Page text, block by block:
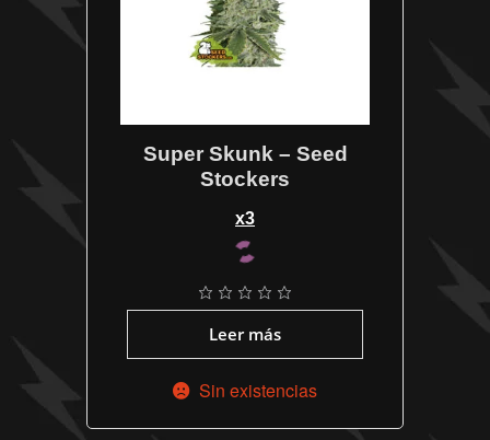
Super Skunk – Seed
Stockers
x3
Leer más
Sin existencias